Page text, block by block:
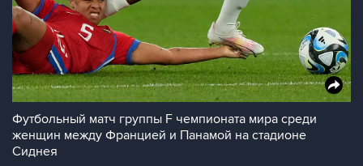
Футбольный матч группы F чемпионата мира среди
женщин между Францией и Панамой на стадионе
Сиднея